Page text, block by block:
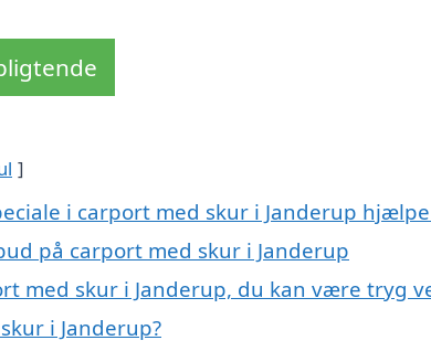
i carport med skur i Janderup
på carport med skur i Janderup
med skur i Janderup, du kan være tryg
i Janderup?